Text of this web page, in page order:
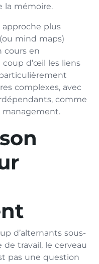
la mémoire.
plus
mind maps)
cours en
coup d’œil les liens
complexes, avec
comme
management.
d’alternants sous-
travail, le cerveau
pas une question